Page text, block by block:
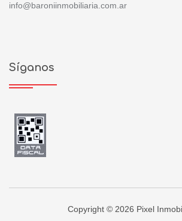
info@baroniinmobiliaria.com.ar
Síganos
Copyright © 2026 Pixel